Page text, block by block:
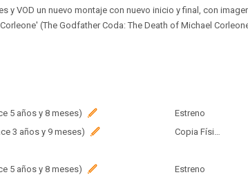
y VOD un nuevo montaje con nuevo inicio y final, con
(The Godfather Coda: The Death of Michael
5 años y 8 meses)
Estreno
3 años y 9 meses)
Copia Física
5 años y 8 meses) Estreno